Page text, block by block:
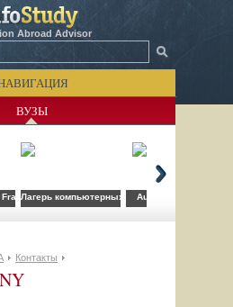
Abroad Advisor
ВУЗЫ
Francisco
Лагерь компьютерных технологий FLS при
Auburn University
Контакты